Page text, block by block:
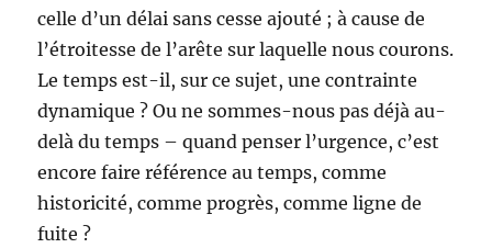
celle d’un délai sans cesse ajouté ; à cause de
l’étroitesse de l’arête sur laquelle nous courons.
Le temps est-il, sur ce sujet, une contrainte
dynamique ? Ou ne sommes-nous pas déjà au-
delà du temps – quand penser l’urgence, c’est
encore faire référence au temps, comme
historicité, comme progrès, comme ligne de
fuite ?